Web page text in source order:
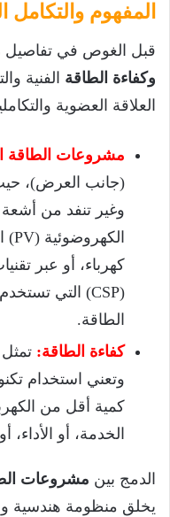
المفهوم
قبل الغوص في تفاصيل
وكفاءة الطاقة الفنية
العلاقة العضوية
مشروعات الطاقة
(جانب العرض)،
وغير تنفد من
الكهروضوئية (PV
)
كهرباء، أو عبر
(
CSP) التي تستخدم
الطاقة.
كفاءة الطاقة:
وتعني استخدام
كمية أقل من
الخدمة، أو الأداء،
الدمج بين مشروعات
يخلق منظومة هندسية